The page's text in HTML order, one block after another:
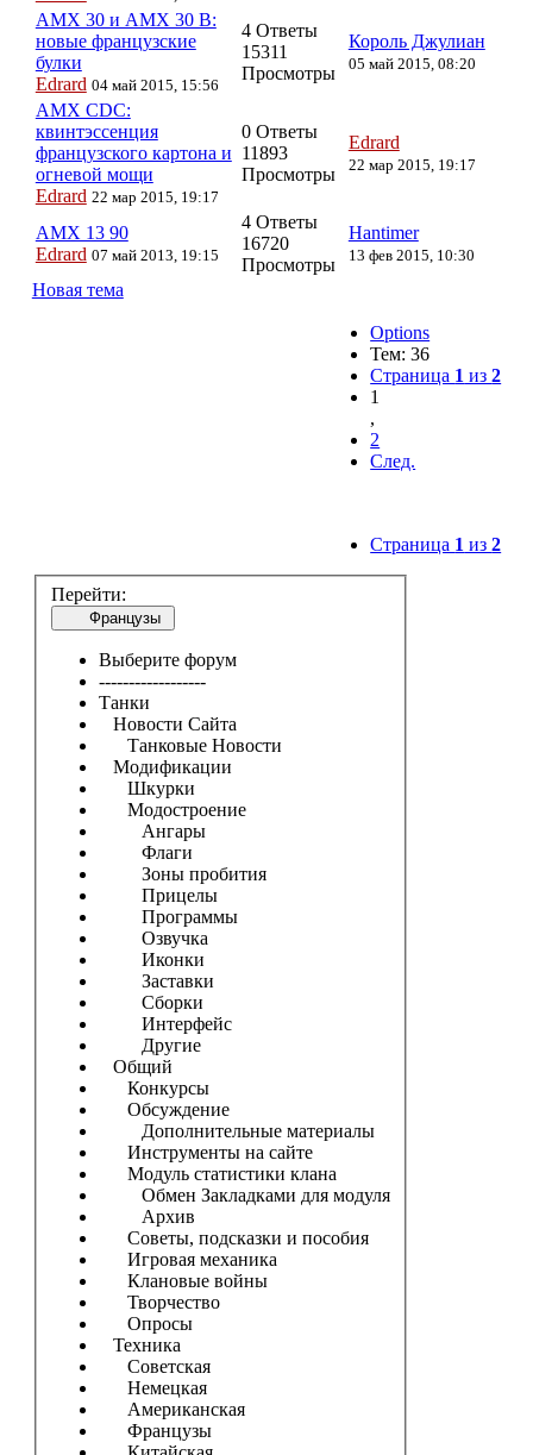
AMX 30 и AMX 30 B:
новые французские
булки
Edrard 04 май 2015, 15:56
4 Ответы
15311
Просмотры
Король Джулиан
05 май 2015, 08:20
AMX CDC:
квинтэссенция
французского картона и
огневой мощи
Edrard 22 мар 2015, 19:17
0 Ответы
11893
Просмотры
Edrard
22 мар 2015, 19:17
AMX 13 90
Edrard 07 май 2013, 19:15
4 Ответы
16720
Просмотры
Hantimer
13 фев 2015, 10:30
Новая тема
Options
Тем: 36
Страница 1 из2
1
,
2
След.
Страница 1 из2
Перейти:
Французы
Выберите форум
------------------
Танки
Новости Сайта
Танковые Новости
Модификации
Шкурки
Модостроение
Ангары
Флаги
Зоны пробития
Прицелы
Программы
Озвучка
Иконки
Заставки
Сборки
Интерфейс
Другие
Общий
Конкурсы
Обсуждение
Дополнительные материалы
Инструменты на сайте
Модуль статистики клана
Обмен Закладками для модуля
Архив
Советы, подсказки и пособия
Игровая механика
Клановые войны
Творчество
Опросы
Техника
Советская
Немецкая
Американская
Французы